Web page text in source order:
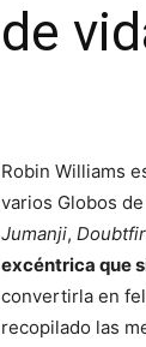
de
Robin Williams
varios Globos
Jumanji,
excéntrica que
convertirla en
recopilado las